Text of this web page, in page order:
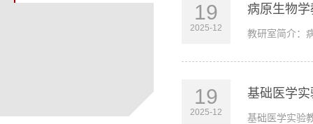
19
2025-12
病原生物
教研室简介：
19
2025-12
基础医学
基础医学实验